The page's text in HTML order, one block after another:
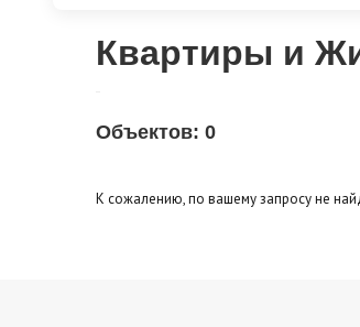
Квартиры и
Объектов: 0
К сожалению, по вашему запросу не